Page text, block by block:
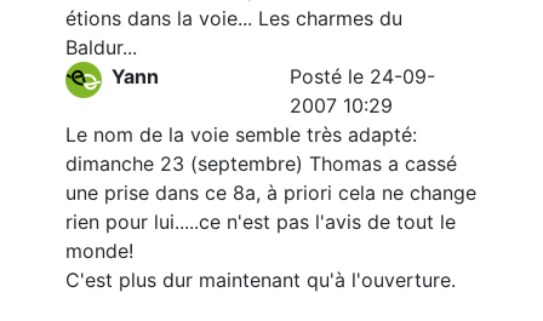
étions dans la voie... Les charmes du
Baldur...
Yann
Posté le 24-09-
2007 10:29
Le nom de la voie semble très adapté:
dimanche 23 (septembre) Thomas a cassé
une prise dans ce 8a, à priori cela ne change
rien pour lui.....ce n'est pas l'avis de tout le
monde!
C'est plus dur maintenant qu'à l'ouverture.